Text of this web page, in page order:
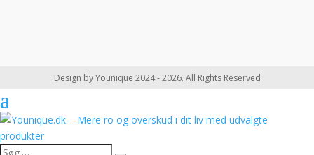
Design by Younique 2024 - 2026. All Rights Reserved